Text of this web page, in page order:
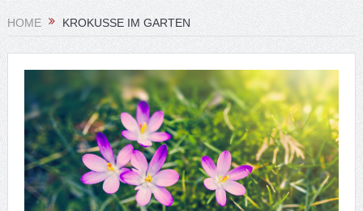
HOME KROKUSSE IM GARTEN